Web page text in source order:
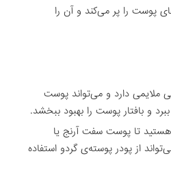
پوست را پر می‌کند و آن را
ملایمی دارد و می‌تواند پوست
و بافتار پوست را بهبود ببخشد.
هستید تا پوست سفت آرنج یا
از پودر پوسته‌ی گردو استفاده